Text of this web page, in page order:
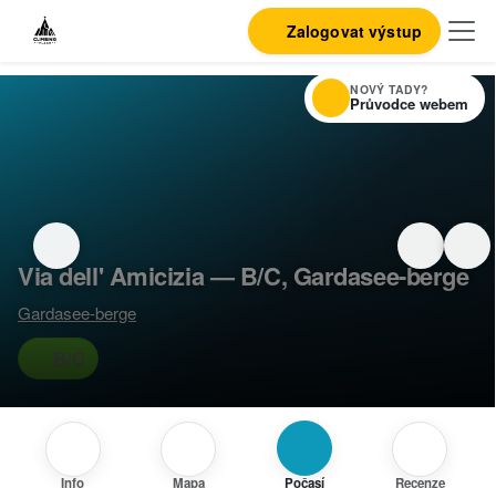
Zalogovat výstup
Via dell' Amicizia — B/C, Gardasee-berge
Gardasee-berge
B/C
Info Mapa Počasí Recenze
NOVÝ TADY?
Průvodce webem